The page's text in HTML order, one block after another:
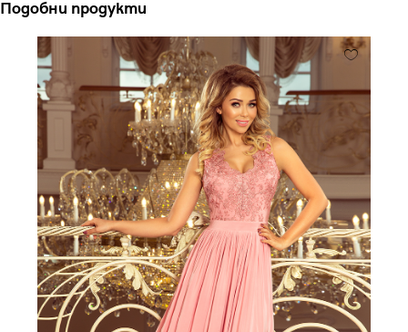
Подобни продукти